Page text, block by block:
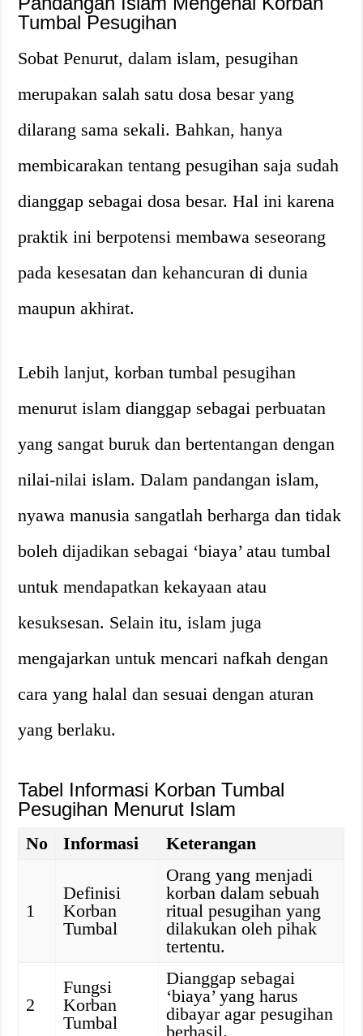
Tumbal Pesugihan
Sobat Penurut, dalam islam, pesugihan
merupakan salah satu dosa besar yang
dilarang sama sekali. Bahkan, hanya
membicarakan tentang pesugihan saja sudah
dianggap sebagai dosa besar. Hal ini karena
praktik ini berpotensi membawa seseorang
pada kesesatan dan kehancuran di dunia
maupun akhirat.
Lebih lanjut, korban tumbal pesugihan
menurut islam dianggap sebagai perbuatan
yang sangat buruk dan bertentangan dengan
nilai-nilai islam. Dalam pandangan islam,
nyawa manusia sangatlah berharga dan tidak
boleh dijadikan sebagai ‘biaya’ atau tumbal
untuk mendapatkan kekayaan atau
kesuksesan. Selain itu, islam juga
mengajarkan untuk mencari nafkah dengan
cara yang halal dan sesuai dengan aturan
yang berlaku.
Tabel Informasi Korban Tumbal
Pesugihan Menurut Islam
No Informasi Keterangan
1
Definisi
Korban
Tumbal
Orang yang menjadi
korban dalam sebuah
ritual pesugihan yang
dilakukan oleh pihak
tertentu.
2
Fungsi
Korban
Tumbal
Dianggap sebagai
‘biaya’ yang harus
dibayar agar pesugihan
berhasil.